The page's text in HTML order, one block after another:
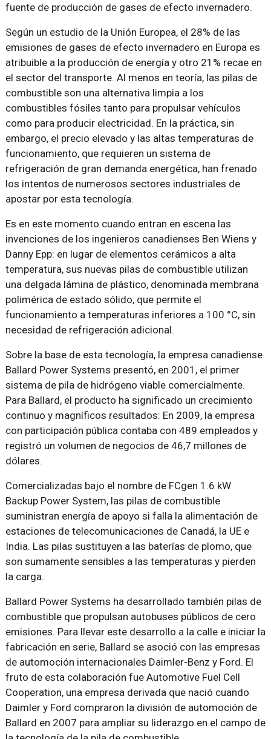
fuente de producción de gases de efecto invernadero.
Según un estudio de la Unión Europea, el 28% de las
emisiones de gases de efecto invernadero en Europa es
atribuible a la producción de energía y otro 21% recae en
el sector del transporte. Al menos en teoría, las pilas de
combustible son una alternativa limpia a los
combustibles fósiles tanto para propulsar vehículos
como para producir electricidad. En la práctica, sin
embargo, el precio elevado y las altas temperaturas de
funcionamiento, que requieren un sistema de
refrigeración de gran demanda energética, han frenado
los intentos de numerosos sectores industriales de
apostar por esta tecnología.
Es en este momento cuando entran en escena las
invenciones de los ingenieros canadienses Ben Wiens y
Danny Epp: en lugar de elementos cerámicos a alta
temperatura, sus nuevas pilas de combustible utilizan
una delgada lámina de plástico, denominada membrana
polimérica de estado sólido, que permite el
funcionamiento a temperaturas inferiores a 100 °C, sin
necesidad de refrigeración adicional.
Sobre la base de esta tecnología, la empresa canadiense
Ballard Power Systems presentó, en 2001, el primer
sistema de pila de hidrógeno viable comercialmente.
Para Ballard, el producto ha significado un crecimiento
continuo y magníficos resultados: En 2009, la empresa
con participación pública contaba con 489 empleados y
registró un volumen de negocios de 46,7 millones de
dólares.
Comercializadas bajo el nombre de FCgen 1.6 kW
Backup Power System, las pilas de combustible
suministran energía de apoyo si falla la alimentación de
estaciones de telecomunicaciones de Canadá, la UE e
India. Las pilas sustituyen a las baterías de plomo, que
son sumamente sensibles a las temperaturas y pierden
la carga.
Ballard Power Systems ha desarrollado también pilas de
combustible que propulsan autobuses públicos de cero
emisiones. Para llevar este desarrollo a la calle e iniciar la
fabricación en serie, Ballard se asoció con las empresas
de automoción internacionales Daimler-Benz y Ford. El
fruto de esta colaboración fue Automotive Fuel Cell
Cooperation, una empresa derivada que nació cuando
Daimler y Ford compraron la división de automoción de
Ballard en 2007 para ampliar su liderazgo en el campo de